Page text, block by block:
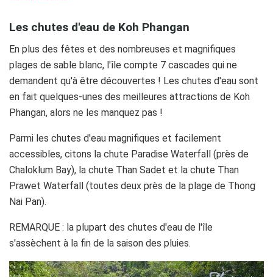
Les chutes d'eau de Koh Phangan
En plus des fêtes et des nombreuses et magnifiques
plages de sable blanc, l'île compte 7 cascades qui ne
demandent qu'à être découvertes ! Les chutes d'eau sont
en fait quelques-unes des meilleures attractions de Koh
Phangan, alors ne les manquez pas !
Parmi les chutes d'eau magnifiques et facilement
accessibles, citons la chute Paradise Waterfall (près de
Chaloklum Bay), la chute Than Sadet et la chute Than
Prawet Waterfall (toutes deux près de la plage de Thong
Nai Pan).
REMARQUE : la plupart des chutes d'eau de l'île
s'assèchent à la fin de la saison des pluies.